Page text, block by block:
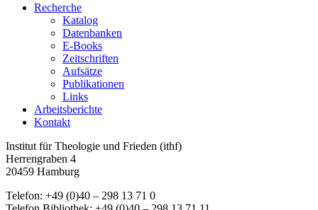
Recherche
Katalog
Datenbanken
E-Books
Zeitschriften
Aufsätze
Publikationen
Links
Arbeitsberichte
Kontakt
Institut für Theologie und Frieden (ithf)
Herrengraben 4
20459 Hamburg
Telefon: +49 (0)40 – 298 13 71 0